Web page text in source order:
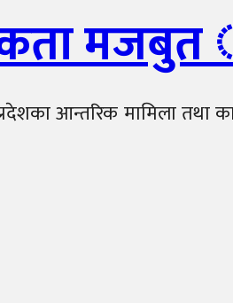
मजबुत ः
आन्तरिक मामिला तथा